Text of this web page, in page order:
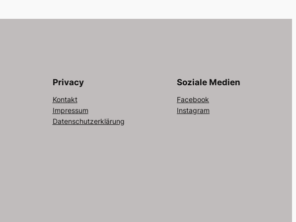
Privacy
Kontakt
Impressum
Datenschutzerklärung
Soziale Medien
Facebook
Instagram